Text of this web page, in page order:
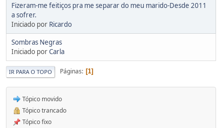
Fizeram-me feitiços pra me separar do meu marido-Desde 2011
a sofrer.
Iniciado por Ricardo
Sombras Negras
Iniciado porCarla
IR PARA O TOPO Páginas 1
Tópico movido
Tópico trancado
Tópico fixo